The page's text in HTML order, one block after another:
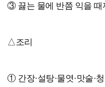
③ 끓는 물에 반쯤 익을 때
△조리
① 간장·설탕·물엿·맛술·